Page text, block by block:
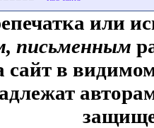
или
письменным
сайт в